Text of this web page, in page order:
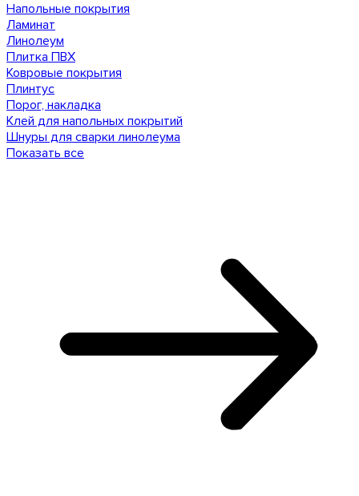
Напольные покрытия
Ламинат
Линолеум
Плитка ПВХ
Ковровые покрытия
Плинтус
Порог, накладка
Клей для напольных покрытий
Шнуры для сварки линолеума
Показать все